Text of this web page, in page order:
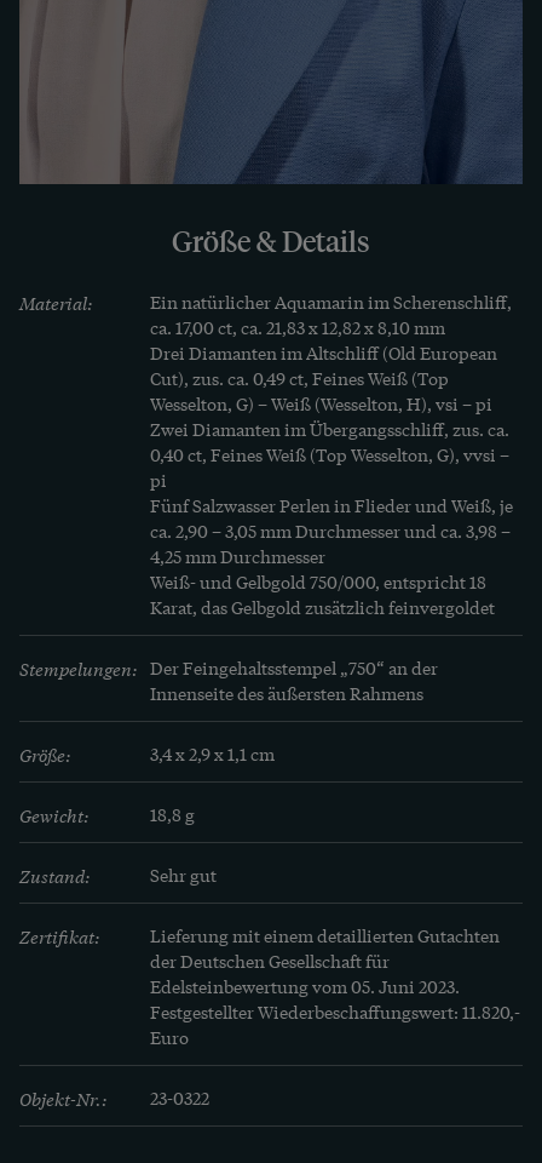
dieser mit Ornamenten der Natur sowie Perlen
und Diamanten, die den Aquamarin
unterstützen, ohne ihm die Show zu stehlen.
Die vielen Details sind ausgewogen gewählt, und
die Brosche überzeugt durch das hohe
sie einst vor etwa 90 Jahren in Deutschland
Mehr Erfahren
Die Granulation ist eine ursprünglich etruskische
Goldschmiedetechnik. Dabei werden kleinste
Gold- oder Silberkügelchen auf ein Edelmetall so
aufgelötet, dass sie nur an ihren jeweiligen
winzigen Berührungspunkten miteinander
verbunden sind. Licht und Schatten auf den so
granulierten Flächen erzeugen eine plastische
Wirkung – und genau das macht den Reiz von
Granulationsarbeiten aus.
Die Schwierigkeit bei dieser Technik besteht
darin, den Schmelzpunkt des Goldes genau
abzupassen. Denn werden die
Granulationskugeln nur ein winziges bisschen zu
heiß, zerläuft die Arbeit sofort vollständig.
Johann Michael Wilm in München war um 1920
einer der ersten Goldschmiede, die Granulationen
im 20. Jahrhundert fertigten, die den Vergleich
mit den antiken Vorbildern standhielten.
Essen mit der Fertigung von Granulationen auf
MEHR ERFAHREN
Größe & Details
Material:
Ein natürlicher Aquamarin im Scherenschliff,
ca. 17,00 ct, ca. 21,83 x 12,82 x 8,10 mm
Drei Diamanten im Altschliff (Old European
Cut), zus. ca. 0,49 ct, Feines Weiß (Top
Wesselton, G) – Weiß (Wesselton, H), vsi – pi
Zwei Diamanten im Übergangsschliff, zus. ca.
0,40 ct, Feines Weiß (Top Wesselton, G), vvsi –
pi
Fünf Salzwasser Perlen in Flieder und Weiß, je
ca. 2,90 – 3,05 mm Durchmesser und ca. 3,98 –
4,25 mm Durchmesser
Weiß- und Gelbgold 750/000, entspricht 18
Karat, das Gelbgold zusätzlich feinvergoldet
Stempelungen: Der Feingehaltsstempel „750“ an der
Innenseite des äußersten Rahmens
Größe: 3,4 x 2,9 x 1,1 cm
Gewicht: 18,8 g
Zustand: Sehr gut
Zertifikat:
Lieferung mit einem detaillierten Gutachten
der Deutschen Gesellschaft für
Edelsteinbewertung vom 05. Juni 2023.
Festgestellter Wiederbeschaffungswert: 11.820,-
Euro
Objekt-Nr.: 23-0322